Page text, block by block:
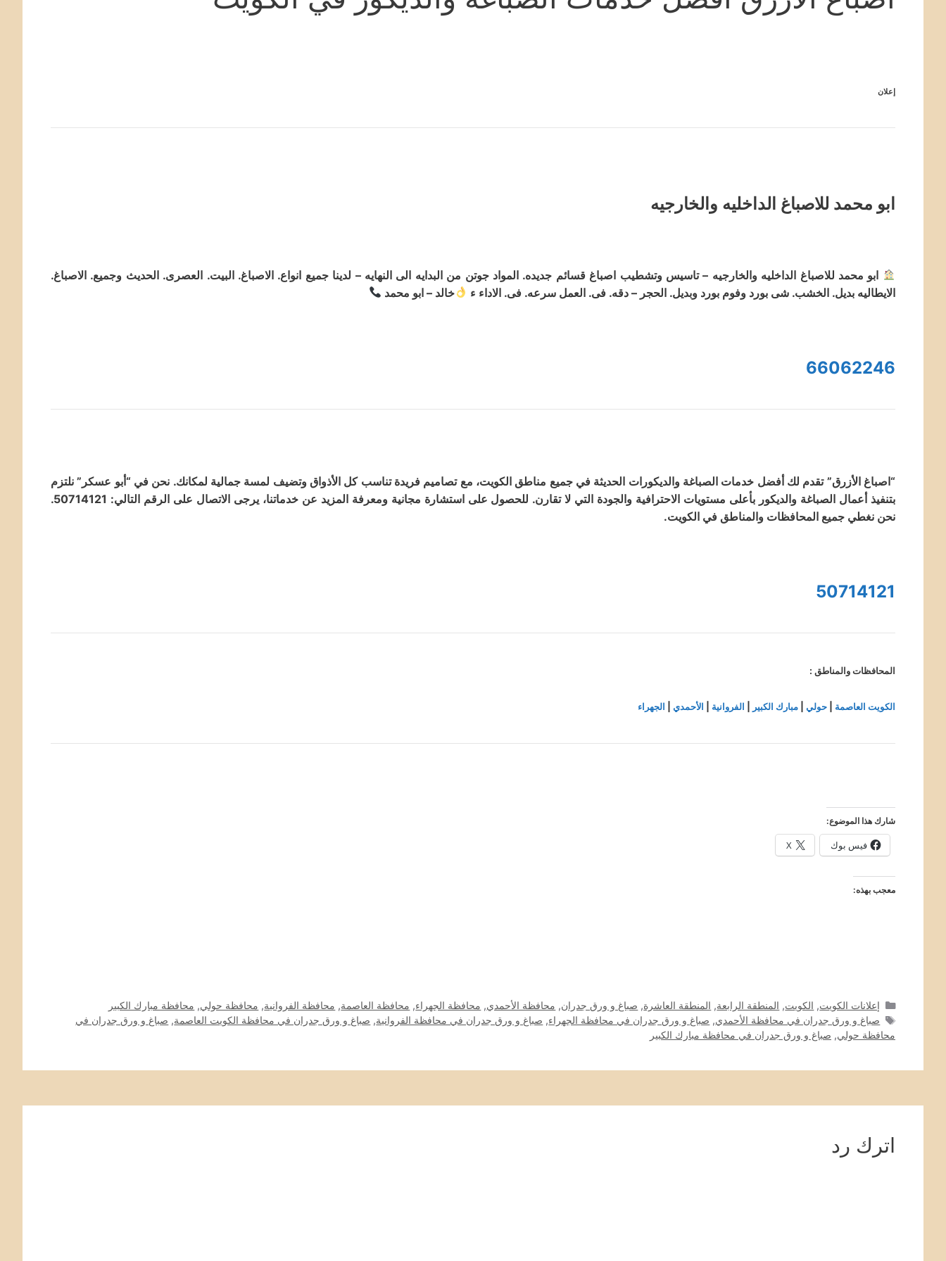
إعلان
ابو محمد للاصباغ الداخليه والخارجيه
ابو محمد للاصباغ الداخليه والخارجيه – تاسيس وتشطيب اصباغ قسائم جديده. المواد جوتن من البدايه الى النهايه – لدينا جميع انواع. الاصباغ. البيت. العصرى. الحديث وجميع. الاصباغ.
الايطاليه بديل. الخشب. شى بورد وفوم بورد وبديل. الحجر – دقه. فى. العمل سرعه. فى. الاداء ء
خالد – ابو محمد
66062246
“اصباغ الأزرق” تقدم لك أفضل خدمات الصباغة والديكورات الحديثة في جميع مناطق الكويت، مع تصاميم فريدة تناسب كل الأذواق وتضيف لمسة جمالية لمكانك. نحن في “أبو عسكر” نلتزم
بتنفيذ أعمال الصباغة والديكور بأعلى مستويات الاحترافية والجودة التي لا تقارن. للحصول على استشارة مجانية ومعرفة المزيد عن خدماتنا، يرجى الاتصال على الرقم التالي: 50714121.
نحن نغطي جميع المحافظات والمناطق في الكويت.
50714121
المحافظات والمناطق :
الكويت العاصمة حولي مبارك الكبير الفروانية الأحمدي الجهراء
شارك هذا الموضوع:
فيس بوك X
معجب بهذه:
التصنيفات
إعلانات الكويت, الكويت, المنطقة الرابعة, المنطقة العاشرة, صباغ و ورق جدران, محافظة الأحمدي, محافظة الجهراء, محافظة العاصمة, محافظة الفروانية, محافظة حولي, محافظة مبارك الكبير
الوسوم
صباغ و ورق جدران في محافظة الأحمدي, صباغ و ورق جدران في محافظة الجهراء, صباغ و ورق جدران في محافظة الفروانية, صباغ و ورق جدران في محافظة الكويت العاصمة, صباغ و ورق جدران في
محافظة حولي, صباغ و ورق جدران في محافظة مبارك الكبير
اترك رد